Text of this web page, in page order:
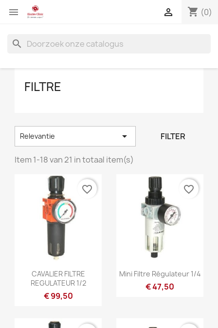
 shopping_cart (0)

search
FILTRE
Relevantie  FILTER
Item 1-18 van 21 in totaal item(s)
Snel bekijken
CAVALIER FILTRE
REGULATEUR 1/2
€ 99,50
favorite_border
Snel bekijken
Mini Filtre Régulateur 1/4
€ 47,50
favorite_border